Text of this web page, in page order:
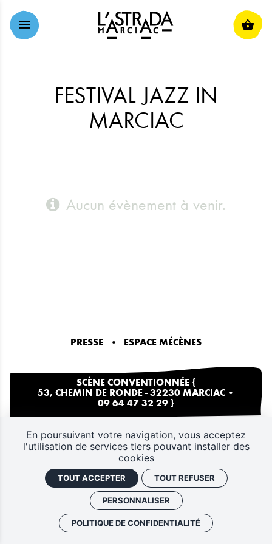
ALLER AU CONTENU PRINCIPAL
FESTIVAL JAZZ IN
MARCIAC
Aucun évènement à venir.
PRESSE ESPACE MÉCÈNES
SCÈNE CONVENTIONNÉE {
53, CHEMIN DE RONDE - 32230 MARCIAC •
09 64 47 32 29 }
Plan du site Politique de confidentialité
CGV
Mentions légales
Gestion des cookies
Retrouver vos commandes
J'ai un code promo
Retrouver vos commandes
En poursuivant votre navigation, vous acceptez
l'utilisation de services tiers pouvant installer des
cookies
TOUT ACCEPTER TOUT REFUSER
PERSONNALISER
POLITIQUE DE CONFIDENTIALITÉ